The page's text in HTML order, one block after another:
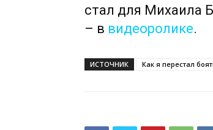
стал для Михаила
– в видеоролике.
ИСТОЧНИК Как я перестал